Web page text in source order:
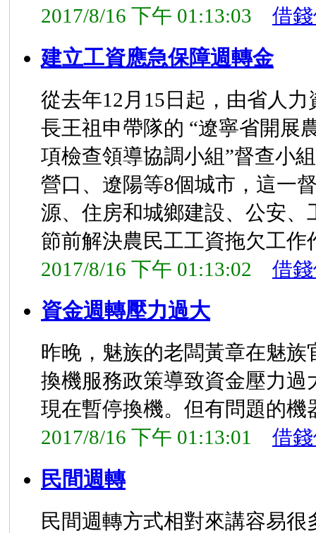
2017/8/16 下午 01:13:03
借
建立工資應急保障週轉金
從去年12月15日起，由省人
長王祖申帶隊的 “遼寧省開展
項檢查領導協調小組”督查小
營口、遼陽等8個城市，這一
源、住房和城鄉建設、公安、
節前解決農民工工資拖欠工作
2017/8/16 下午 01:13:02
借
資金週轉壓力過大
昨晚，魅族的老闆黃章在魅
換機服務政策導致資金壓力
現在暫停換機。但有問題的機
2017/8/16 下午 01:13:01
借
民間週轉
民間週轉方式相對來講容易